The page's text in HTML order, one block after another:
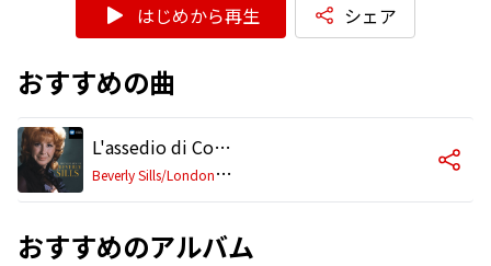
はじめから再生 シェア
おすすめの曲
L'assedio di Corinto (1992 Remastered Version), Act II: Cielo! che diverrò?...Sì, ferite...Dal soggiorno...Ah! che spiegar
B
everly Sills/London Symphony Orchestra/Thomas Schippers
おすすめのアルバム